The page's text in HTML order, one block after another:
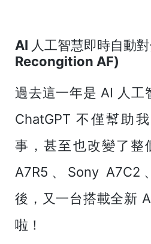
AI 人工智慧即時自動
Recongition AF)
過去這一年是 AI 人工
ChatGPT 不僅幫助
事，甚至也改變了整
A7R5、Sony A7C2
後，又一台搭載全新
啦！